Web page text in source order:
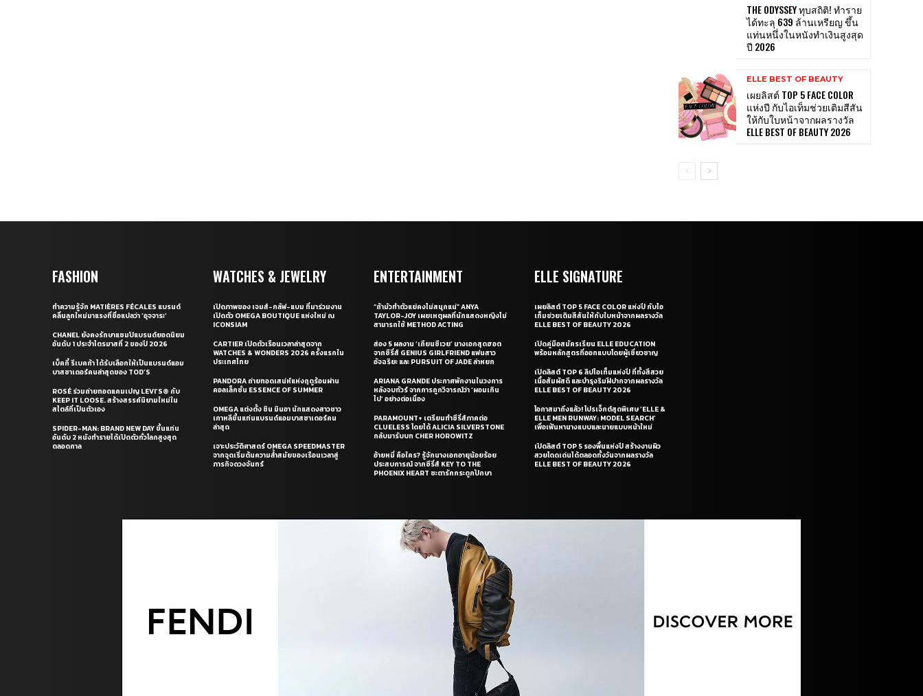
THE ODYSSEY ทุบสถิติ! ทำราย
ได้ทะลุ 639 ล้านเหรียญ ขึ้น
แท่นหนึ่งในหนังทำเงินสูงสุด
ปี 2026
ELLE BEST OF BEAUTY
เผยลิสต์ TOP 5 FACE COLOR
แห่งปี กับไอเท็มช่วยเติมสีสัน
ให้กับใบหน้าจากผลรางวัล
ELLE BEST OF BEAUTY 2026
FASHION
ทำความรู้จัก MATIÈRES FÉCALES แบรนด์
คลื่นลูกใหม่มาแรงที่ชื่อแปลว่า ‘อุจจาระ’
CHANEL ยังคงรักษาแชมป์แบรนด์ยอดนิยม
อันดับ 1 ประจำไตรมาสที่ 2 ของปี 2026
เบ็คกี้ รีเบคก้า ได้รับเลือกให้เป็นแบรนด์แอม
บาสซาเดอร์คนล่าสุดของ TOD’S
ROSÉ ร่วมถ่ายทอดแคมเปญ LEVI’S® กับ
KEEP IT LOOSE. สร้างสรรค์นิยามใหม่ใน
สไตล์ที่เป็นตัวเอง
SPIDER-MAN: BRAND NEW DAY ขึ้นแท่น
อันดับ 2 หนังทำรายได้เปิดตัวทั่วโลกสูงสุด
ตลอดกาล
WATCHES & JEWELRY
เปิดภาพของ เจมส์-กลัฟ-แบม ที่มาร่วมงาน
เปิดตัว OMEGA BOUTIQUE แห่งใหม่ ณ
ICONSIAM
CARTIER เปิดตัวเรือนเวลาล่าสุดจาก
WATCHES & WONDERS 2026 ครั้งแรกใน
ประเทศไทย
PANDORA ถ่ายทอดเสน่ห์แห่งฤดูร้อนผ่าน
คอลเล็กชั่น ESSENCE OF SUMMER
OMEGA แต่งตั้ง ชิน มินอา นักแสดงสาวชาว
เกาหลีขึ้นแท่นแบรนด์แอมบาสซาเดอร์คน
ล่าสุด
เจาะประวัติศาสตร์ OMEGA SPEEDMASTER
จากจุดเริ่มต้นความล้ำสมัยของเรือนเวลาสู่
ภารกิจดวงจันทร์
ENTERTAINMENT
“ถ้ามัวทำตัวแย่คงไม่สนุกแน่” ANYA
TAYLOR-JOY เผยเหตุผลที่นักแสดงหญิงไม่
สามารถใช้ METHOD ACTING
ส่อง 5 ผลงาน ‘เถียนซีเวย’ นางเอกสุดฮอต
จากซีรี่ส์ GENIUS GIRLFRIEND แฟนสาว
อัจฉริยะ และ PURSUIT OF JADE ล่าหยก
ARIANA GRANDE ประกาศพักงานในวงการ
หลังจบทัวร์ จากการถูกวิจารณ์ว่า ‘ผอมเกิน
ไป’ อย่างต่อเนื่อง
PARAMOUNT+ เตรียมทำซีรี่ส์ภาคต่อ
CLUELESS โดยได้ ALICIA SILVERSTONE
กลับมารับบท CHER HOROWITZ
อ้ายหมี่ คือใคร? รู้จักนางเอกอายุน้อยร้อย
ประสบการณ์ จากซีรี่ส์ KEY TO THE
PHOENIX HEART ชะตารักกระดูกปักษา
ELLE SIGNATURE
เผยลิสต์ TOP 5 FACE COLOR แห่งปี กับไอ
เท็มช่วยเติมสีสันให้กับใบหน้าจากผลรางวัล
ELLE BEST OF BEAUTY 2026
เปิดคู่มือสมัครเรียน ELLE EDUCATION
พร้อมหลักสูตรที่ออกแบบโดยผู้เชี่ยวชาญ
เปิดลิสต์ TOP 6 ลิปไอเท็มแห่งปี ที่ทั้งสีสวย
เนื้อสัมผัสดี และบำรุงริมฝีปากจากผลรางวัล
ELLE BEST OF BEAUTY 2026
โอกาสมาถึงแล้ว! โปรเจ็กต์สุดพิเศษ ‘ELLE &
ELLE MEN RUNWAY: MODEL SEARCH’
เพื่อเฟ้นหานางแบบและนายแบบหน้าใหม่
เปิดลิสต์ TOP 5 รองพื้นแห่งปี สร้างงานผิว
สวยโดดเด่นได้ตลอดทั้งวันจากผลรางวัล
ELLE BEST OF BEAUTY 2026